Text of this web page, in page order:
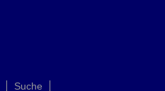
Suche